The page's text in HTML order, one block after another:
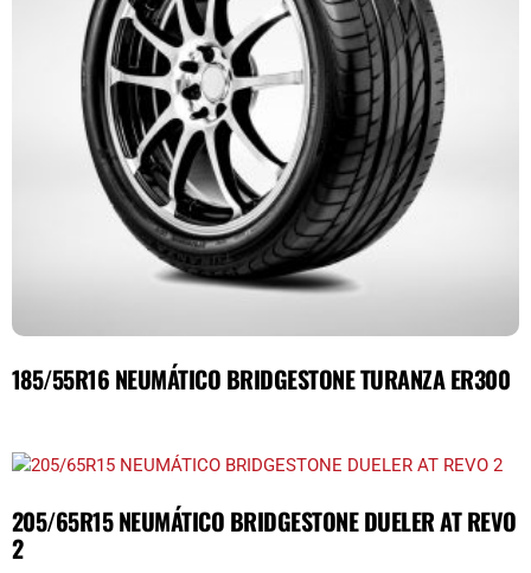
185/55R16 NEUMÁTICO BRIDGESTONE TURANZA ER300
205/65R15 NEUMÁTICO BRIDGESTONE DUELER AT REVO
2